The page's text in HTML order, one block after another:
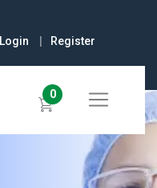
Login Register
0